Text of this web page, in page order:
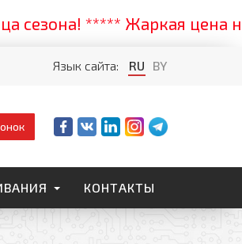
***** Жаркая цена
Язык сайта: RU BY
КОНТАКТЫ